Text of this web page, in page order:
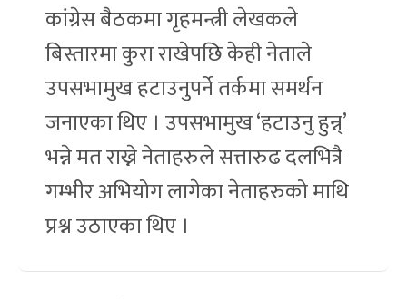
कांग्रेस बैठकमा गृहमन्त्री लेखकले
बिस्तारमा कुरा राखेपछि केही नेताले
उपसभामुख हटाउनुपर्ने तर्कमा समर्थन
जनाएका थिए । उपसभामुख ‘हटाउनु हुन्न्’
भन्ने मत राख्ने नेताहरुले सत्तारुढ दलभित्रै
गम्भीर अभियोग लागेका नेताहरुको माथि
प्रश्न उठाएका थिए ।